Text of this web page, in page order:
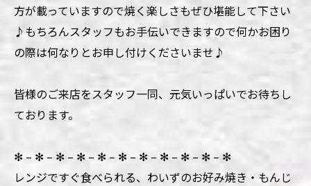
方が載っていますので焼く楽しさもぜひ堪能して下さい
♪もちろんスタッフもお手伝いできますので何かお困り
の際は何なりとお申し付けくださいませ♪
皆様のご来店をスタッフ一同、元気いっぱいでお待ちし
ております。
✻ – ✻ – ✻ – ✻ – ✻ – ✻ – ✻ – ✻ – ✻ – ✻ – ✻
レンジですぐ食べられる、わいずのお好み焼き・もんじ